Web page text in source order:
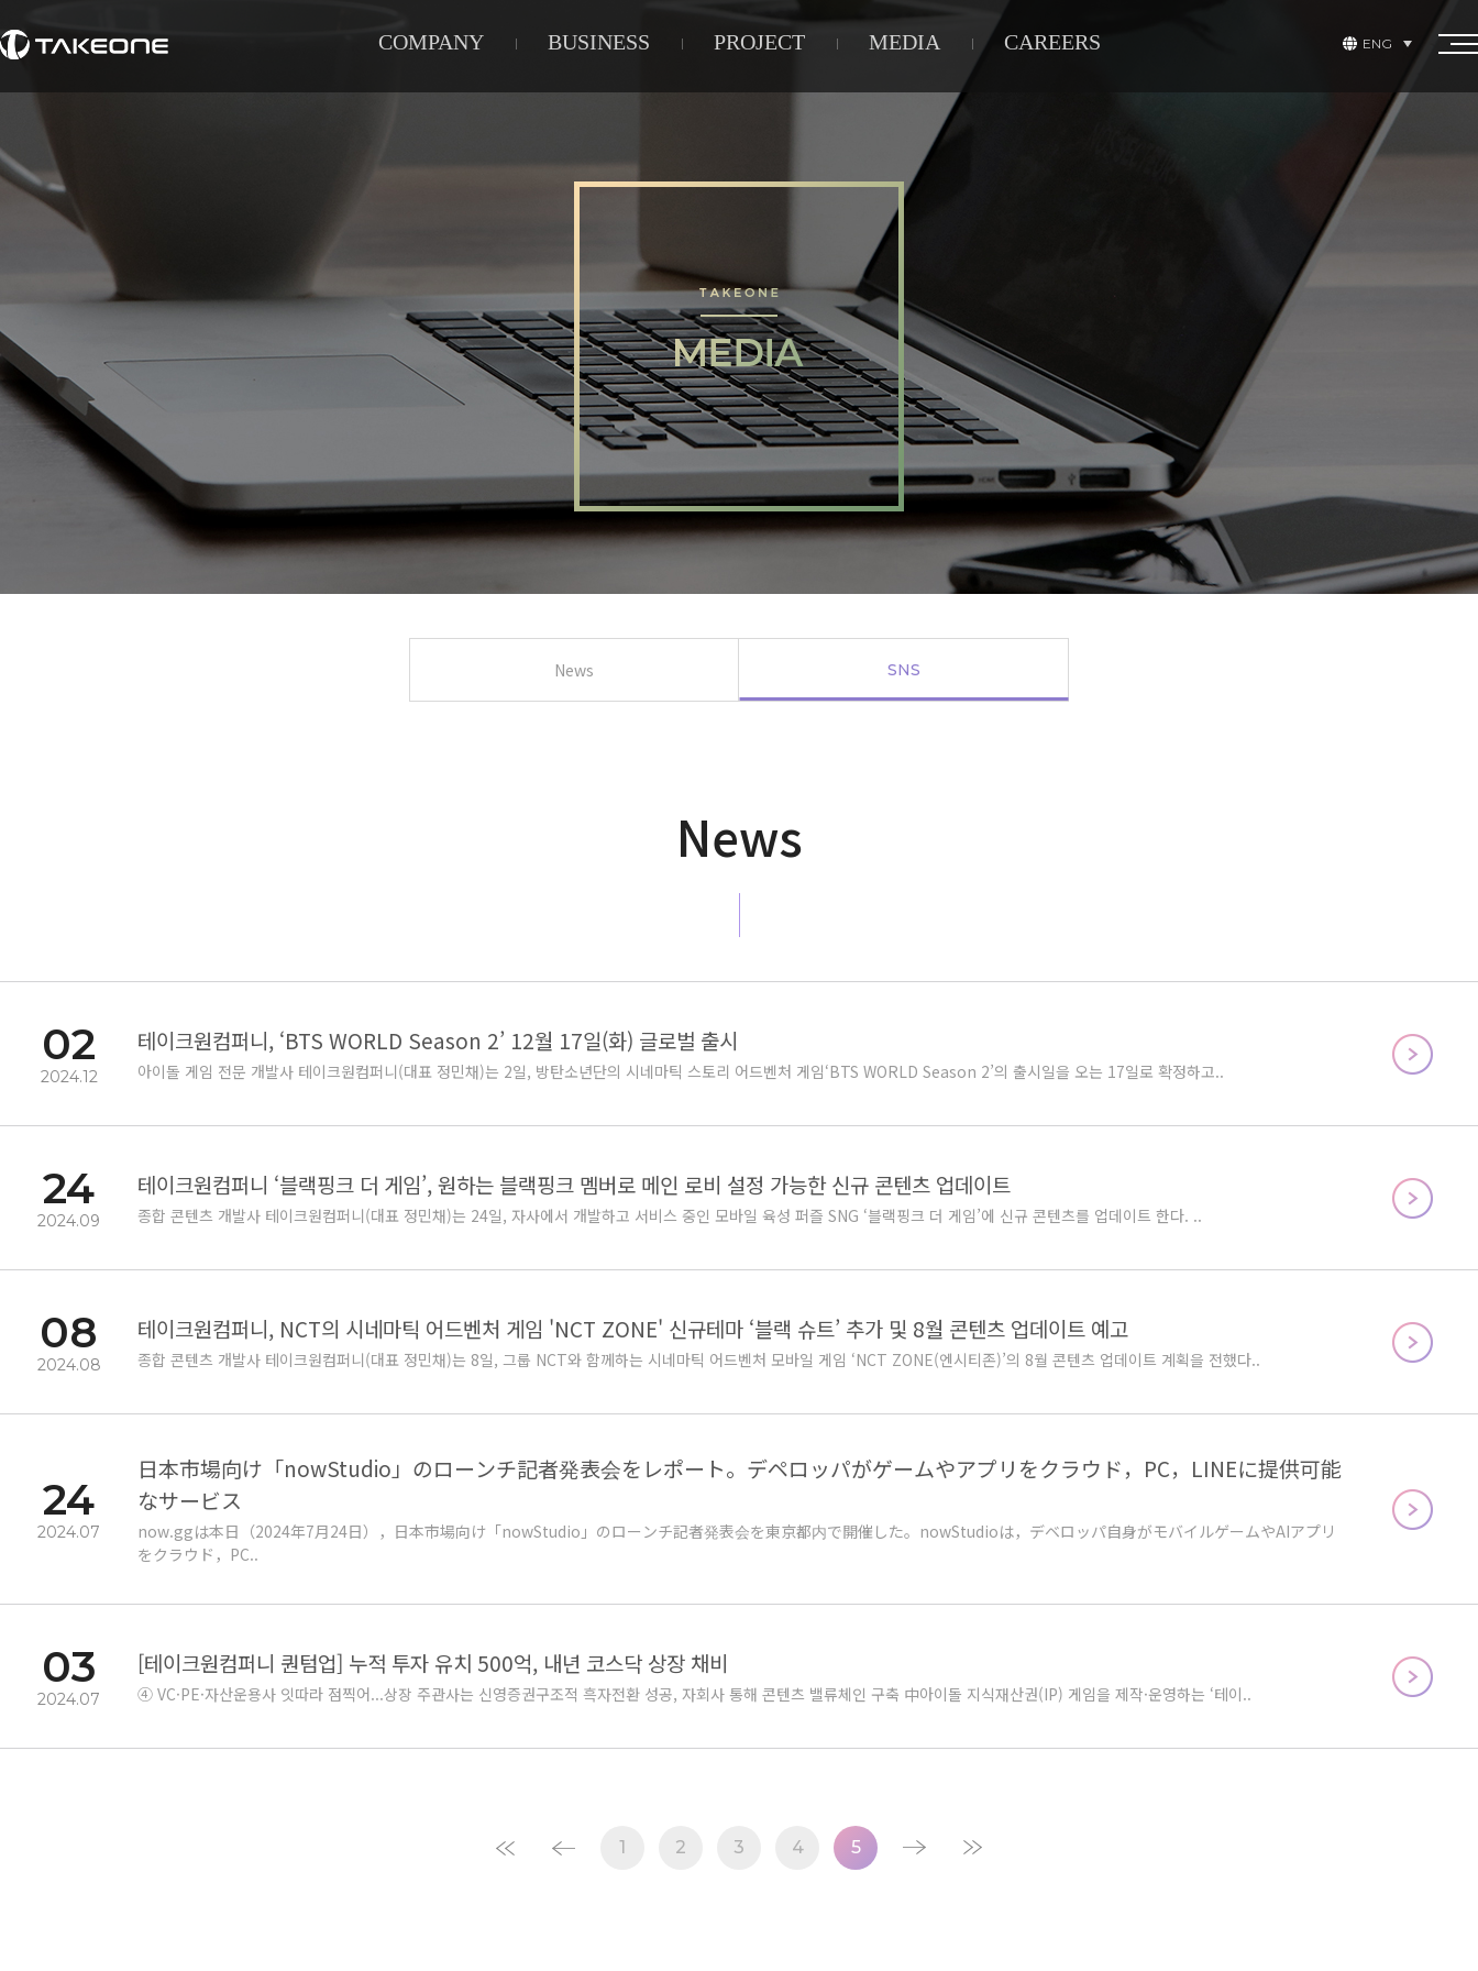
COMPANY BUSINESS PROJECT MEDIA CAREERS ENG
News SNS
News
02
2024.12
테이크원컴퍼니, ‘BTS WORLD Season 2’ 12월 17일(화) 글로벌 출시
아이돌 게임 전문 개발사 테이크원컴퍼니(대표 정민채)는 2일, 방탄소년단의 시네마틱 스토리 어드벤처 게임‘BTS WORLD Season 2’의 출시일을 오는 17일로 확정하고..
24
2024.09
테이크원컴퍼니 ‘블랙핑크 더 게임’, 원하는 블랙핑크 멤버로 메인 로비 설정 가능한 신규 콘텐츠 업데이트
종합 콘텐츠 개발사 테이크원컴퍼니(대표 정민채)는 24일, 자사에서 개발하고 서비스 중인 모바일 육성 퍼즐 SNG ‘블랙핑크 더 게임’에 신규 콘텐츠를 업데이트 한다. ..
08
2024.08
테이크원컴퍼니, NCT의 시네마틱 어드벤처 게임 'NCT ZONE' 신규테마 ‘블랙 슈트’ 추가 및 8월 콘텐츠 업데이트 예고
종합 콘텐츠 개발사 테이크원컴퍼니(대표 정민채)는 8일, 그룹 NCT와 함께하는 시네마틱 어드벤처 모바일 게임 ‘NCT ZONE(엔시티존)’의 8월 콘텐츠 업데이트 계획을 전했다..
24
2024.07
日本市場向け「nowStudio」のローンチ記者発表会をレポート。デペロッパがゲームやアプリをクラウド，PC，LINEに提供可能
なサービス
now.ggは本日（2024年7月24日），日本市場向け「nowStudio」のローンチ記者発表会を東京都内で開催した。nowStudioは，デベロッパ自身がモバイルゲームやAIアプリ
をクラウド，PC..
03
2024.07
[테이크원컴퍼니 퀀텀업] 누적 투자 유치 500억, 내년 코스닥 상장 채비
④ VC·PE·자산운용사 잇따라 점찍어...상장 주관사는 신영증권구조적 흑자전환 성공, 자회사 통해 콘텐츠 밸류체인 구축 中아이돌 지식재산권(IP) 게임을 제작·운영하는 ‘테이..
1 2 3 4 5